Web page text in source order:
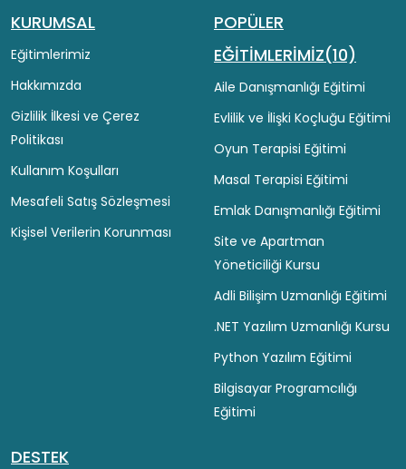
KURUMSAL
Eğitimlerimiz
Hakkımızda
Gizlilik İlkesi ve Çerez
Politikası
Kullanım Koşulları
Mesafeli Satış Sözleşmesi
Kişisel Verilerin Korunması
POPÜLER
EĞİTİMLERİMİZ(10)
Aile Danışmanlığı Eğitimi
Evlilik ve İlişki Koçluğu Eğitimi
Oyun Terapisi Eğitimi
Masal Terapisi Eğitimi
Emlak Danışmanlığı Eğitimi
Site ve Apartman
Yöneticiliği Kursu
Adli Bilişim Uzmanlığı Eğitimi
.NET Yazılım Uzmanlığı Kursu
Python Yazılım Eğitimi
Bilgisayar Programcılığı
Eğitimi
DESTEK